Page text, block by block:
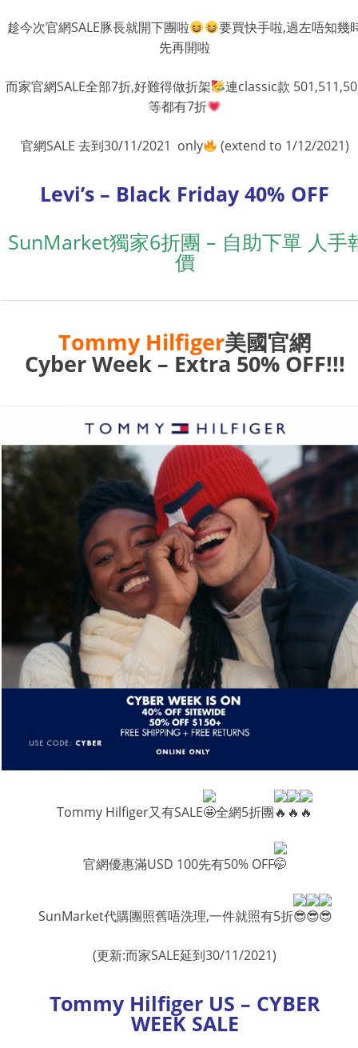
趁今次官網SALE豚長就開下團啦
要買快手啦,過左唔知幾
先再開啦
而家官網SALE全部7折,好難得做折架
連classic款
等都有7折
官網SALE 去到30/11/2021 only (extend to 1/12/2021)
Levi’s – Black Friday 40% OFF
SunMarket獨家6折團 – 自助下單 人手
價
Tommy Hilfiger美國官網
CyberWeek– Extra 50% OFF!!!
Tommy Hilfiger又有SALE 全網5折團
官網優惠滿USD 100先有50% OFF
SunMarket代購團照舊唔洗理,一件就照有5折
(更新:而家SALE延到30/11/2021)
Tommy Hilfiger US – CYBER
WEEK SALE